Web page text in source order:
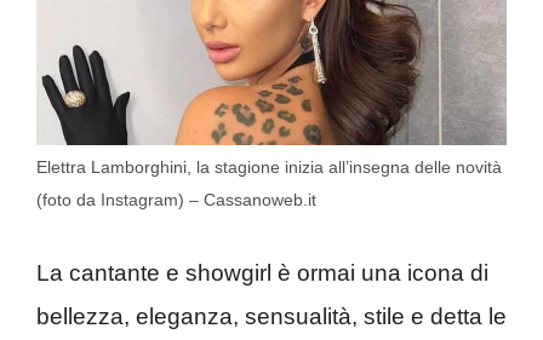
Elettra Lamborghini, la stagione inizia all’insegna delle novità
(foto da Instagram) – Cassanoweb.it
La cantante e showgirl è ormai una icona di
bellezza, eleganza, sensualità, stile e detta le